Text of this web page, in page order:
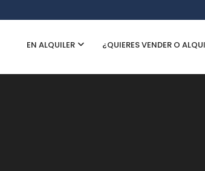
EN ALQUILER ¿QUIERES VENDER O